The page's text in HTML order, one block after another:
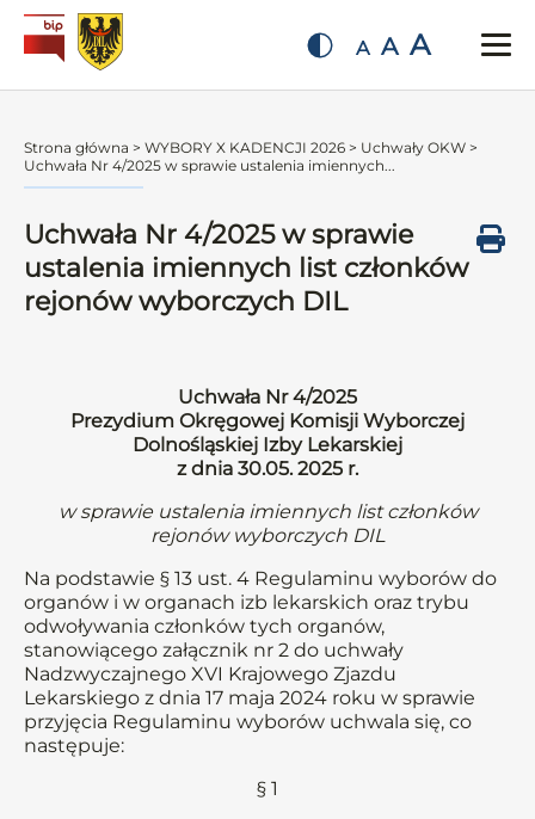
A A A
Strona główna > WYBORY X KADENCJI 2026 > Uchwały OKW >
Uchwała Nr 4/2025 w sprawie ustalenia imiennych...
Uchwała Nr 4/2025 w sprawie
ustalenia imiennych list członków
rejonów wyborczych DIL
Uchwała Nr 4/2025
Prezydium Okręgowej Komisji Wyborczej
Dolnośląskiej Izby Lekarskiej
z dnia 30.05. 2025 r.
w sprawie ustalenia imiennych list członków
rejonów wyborczych DIL
Na podstawie § 13 ust. 4 Regulaminu wyborów do
organów i w organach izb lekarskich oraz trybu
odwoływania członków tych organów,
stanowiącego załącznik nr 2 do uchwały
Nadzwyczajnego XVI Krajowego Zjazdu
Lekarskiego z dnia 17 maja 2024 roku w sprawie
przyjęcia Regulaminu wyborów uchwala się, co
następuje:
§ 1